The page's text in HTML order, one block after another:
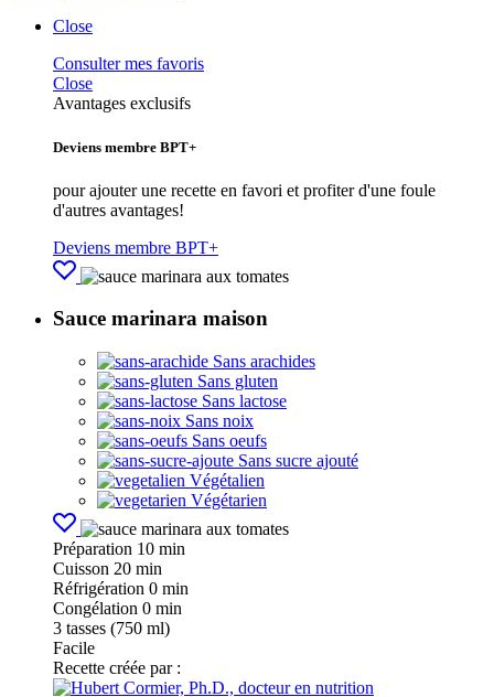
Close
Consulter mes favoris
Close
Avantages exclusifs
Deviens membre BPT+
pour ajouter une recette en favori et profiter d'une foule
d'autres avantages!
Deviens membre BPT+
Sauce marinara maison
Sans arachides
Sans gluten
Sans lactose
Sans noix
Sans oeufs
Sans sucre ajouté
Végétalien
Végétarien
Préparation 10 min
Cuisson 20 min
Réfrigération 0 min
Congélation 0 min
3 tasses (750 ml)
Facile
Recette créée par :